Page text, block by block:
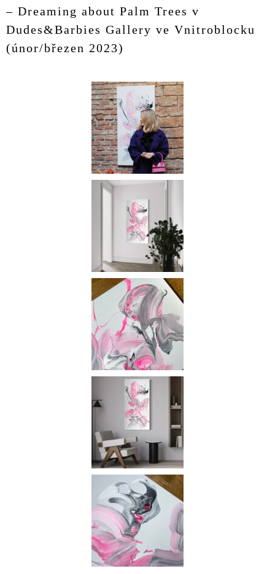
– Dreaming about Palm Trees v
Dudes&Barbies Gallery ve Vnitroblocku
(únor/březen 2023)